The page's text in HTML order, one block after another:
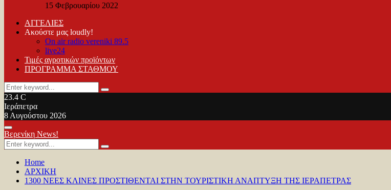
15 Φεβρουαρίου 2022
ΑΓΓΕΛΙΕΣ
Ακούστε μας loudly!
On air radio vereniki 89.5
live24
Τιμές αγροτικών προϊόντων
ΠΡΟΓΡΑΜΜΑ ΣΤΑΘΜΟΥ
Search
for:
Search
23.4 C
Ιεράπετρα
8 Αυγούστου 2026
Facebook
Twitter
Youtube
Primary
Menu
Βερενίκη News!
Search
for:
Search
Home
ΑΡΧΙΚΗ
1300 ΝΕΕΣ ΚΛΙΝΕΣ ΠΡΟΣΤΙΘΕΝΤΑΙ ΣΤΗΝ ΤΟΥΡΙΣΤΙΚΗ ΑΝΑΠΤΥΞΗ ΤΗΣ ΙΕΡΑΠΕΤΡΑΣ